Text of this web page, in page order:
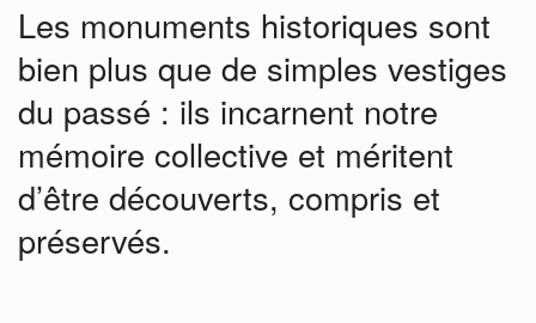
Les monuments historiques sont
bien plus que de simples vestiges
du passé : ils incarnent notre
mémoire collective et méritent
d’être découverts, compris et
préservés.